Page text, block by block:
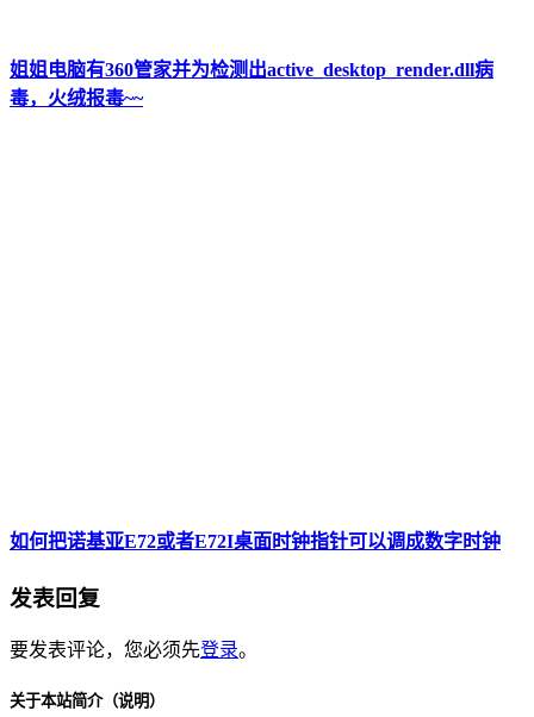
姐姐电脑有360管家并为检测出active_desktop_render.dll病
毒，火绒报毒~~
如何把诺基亚E72或者E72I桌面时钟指针可以调成数字时钟
发表回复
要发表评论，您必须先登录。
关于本站简介（说明）